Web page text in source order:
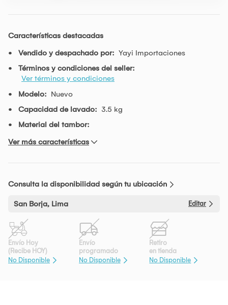
Características destacadas
Vendido y despachado por: Yayi Importaciones
Términos y condiciones del seller:
Ver términos y condiciones
Modelo: Nuevo
Capacidad de lavado: 3.5 kg
Material del tambor:
Ver más características
Consulta la disponibilidad según tu ubicación
San Borja, Lima Editar
Envío Hoy
(Recibe HOY)
No Disponible
Envío
programado
No Disponible
Retiro
en tienda
No Disponible